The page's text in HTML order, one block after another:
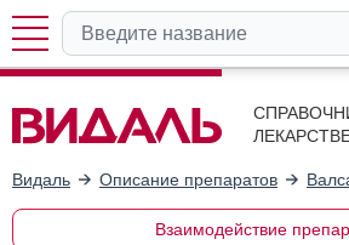
Видаль Описание препаратов
Взаимодействие